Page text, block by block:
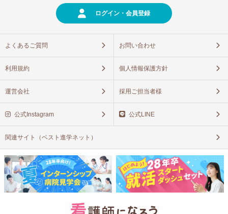
ログイン・会員登録
よくあるご質問 お問い合わせ
利用規約 個人情報保護方針
運営会社 採用ご担当者様
公式Instagram 公式LINE
関連サイト（ベスト進学ネット）